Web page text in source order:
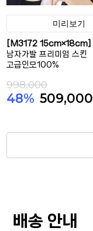
미리보기
[M3172 15cm×18cm]
남자가발 프리미엄 스킨
고급인모100%
998,000
48% 509,000
배송 안내